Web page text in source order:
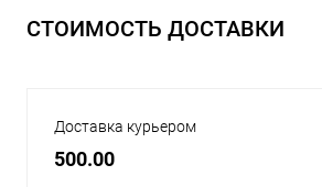
СТОИМОСТЬ ДОСТАВКИ
Доставка курьером
500.00